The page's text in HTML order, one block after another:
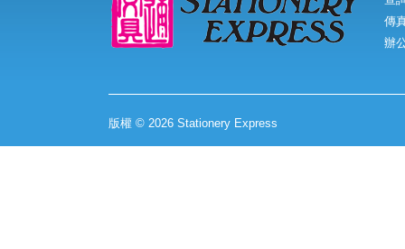
傳
辦
版權 © 2026 Stationery Express